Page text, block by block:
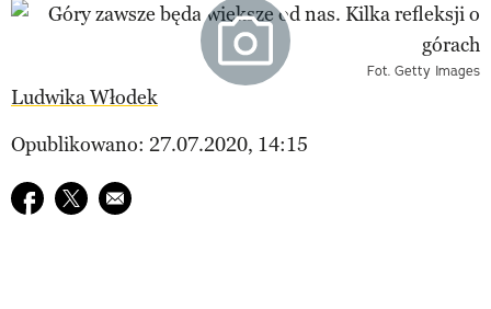
Fot. Getty Images
Ludwika Włodek
Opublikowano: 27.07.2020, 14:15
Udostępnij na facebook
Udostępnij na twitter
E-mail do przyjaciela